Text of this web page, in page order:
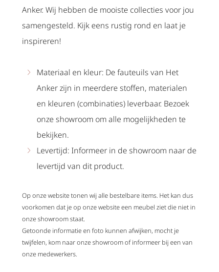
Anker. Wij hebben de mooiste collecties voor jou
samengesteld. Kijk eens rustig rond en laat je
inspireren!
Materiaal en kleur: De fauteuils van Het
Anker zijn in meerdere stoffen, materialen
en kleuren (combinaties) leverbaar. Bezoek
onze showroom om alle mogelijkheden te
bekijken.
Levertijd: Informeer in de showroom naar de
levertijd van dit product.
Op onze website tonen wij alle bestelbare items. Het kan dus
voorkomen dat je op onze website een meubel ziet die niet in
onze showroom staat.
Getoonde informatie en foto kunnen afwijken, mocht je
twijfelen, kom naar onze showroom of informeer bij een van
onze medewerkers.